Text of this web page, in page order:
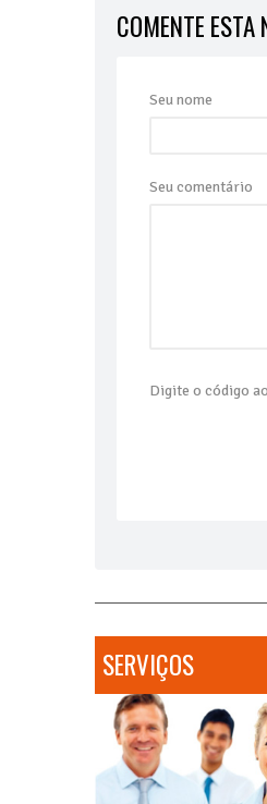
COMENTE
Seu nome
Seu comentário
Digite o código
SERVIÇOS